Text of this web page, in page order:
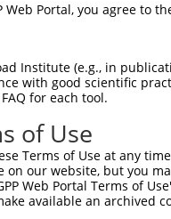
Web Portal, you agree to
Institute (e.g., in
with good scientific
for each tool.
of Use
Terms of Use at any
on our website, but you
Web Portal Terms of
available an archived